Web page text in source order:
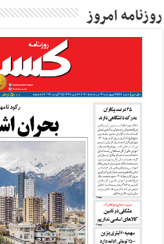
روزنامه امروز